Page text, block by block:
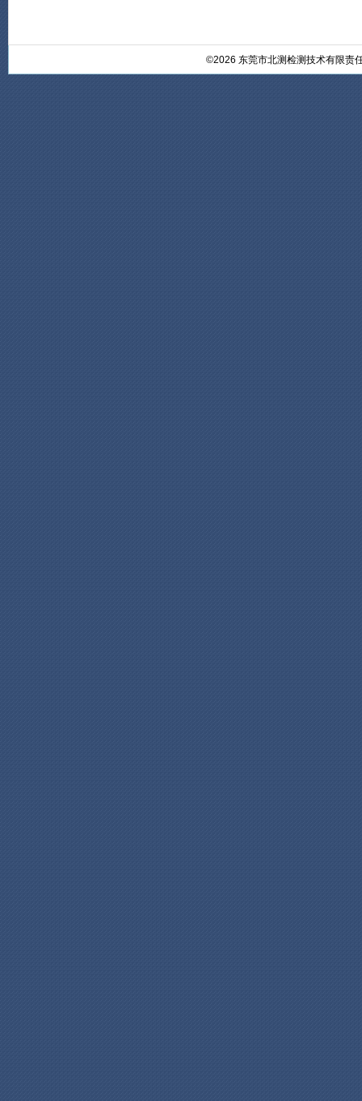
©2026 东莞市北测检测技术有限责